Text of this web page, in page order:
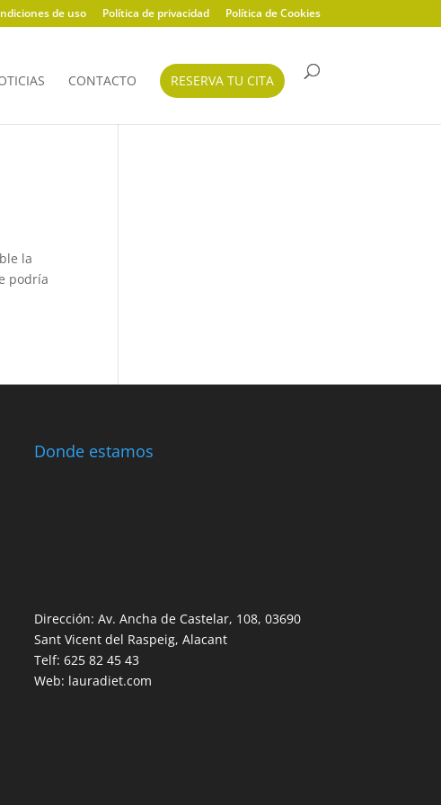
de uso Política de privacidad Política de Cookies
CONTACTO RESERVA TU CITA
la
podría
Donde estamos
Dirección: Av. Ancha de Castelar, 108, 03690
Sant Vicent del Raspeig, Alacant
Telf: 625 82 45 43
Web: lauradiet.com